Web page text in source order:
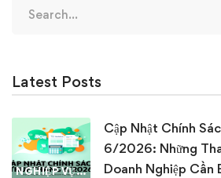
for:
Latest Posts
NGHIỆP VỤ KẾ TOÁN & THUẾ
Cập Nhật Chính
6/2026: Những
Doanh Nghiệp Cần